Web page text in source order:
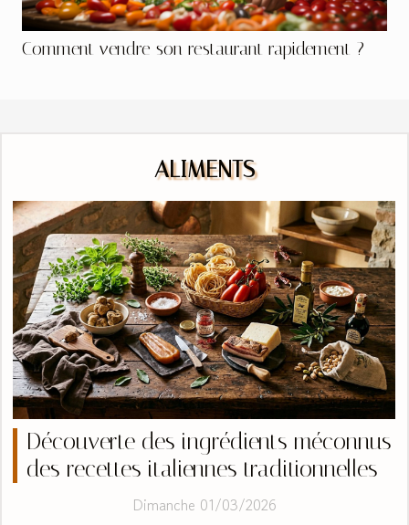
Comment vendre son restaurant rapidement ?
ALIMENTS
Découverte des ingrédients méconnus
des recettes italiennes traditionnelles
Dimanche 01/03/2026